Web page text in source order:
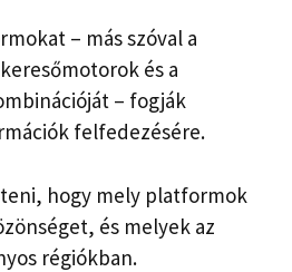
– más szóval a
és a
– fogják
felfedezésére.
hogy mely platformok
és melyek az
régiókban.